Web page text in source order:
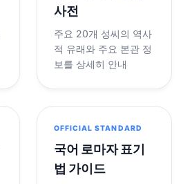
사전
주요 20개 성씨의 역사
적 유래와 주요 본관 정
보를 상세히 안내
OFFICIAL STANDARD
국어 로마자 표기
법 가이드